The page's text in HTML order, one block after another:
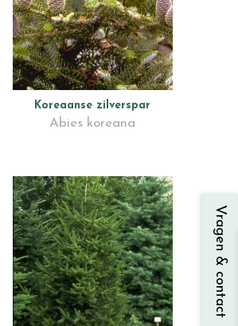
Koreaanse zilverspar
Abies koreana
Vragen & contact